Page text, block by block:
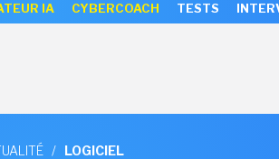
IA CYBERCOACH TESTS
/ LOGICIEL